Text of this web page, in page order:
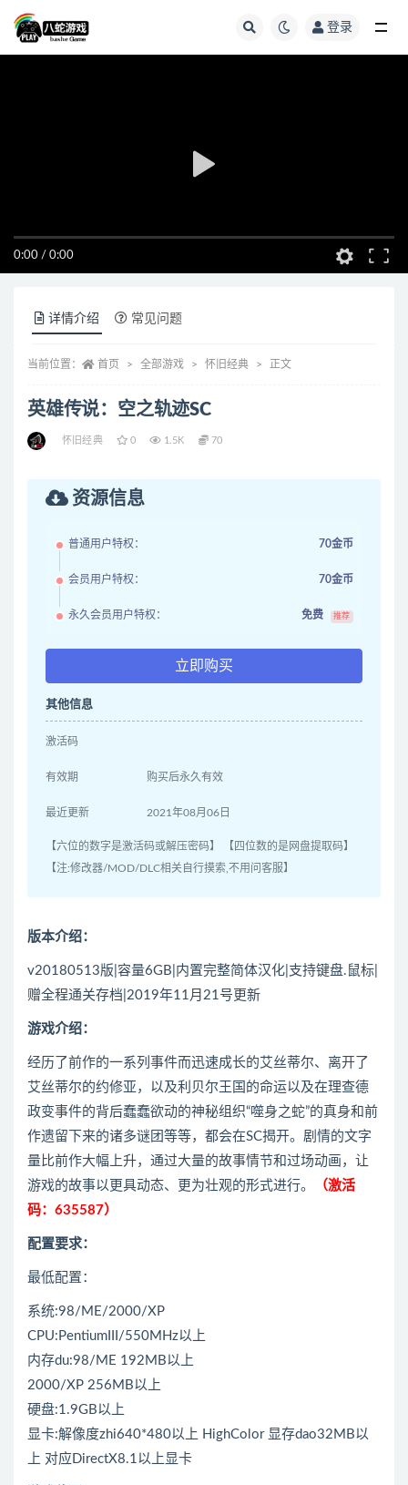
登录
0:00 / 0:00
详情介绍 常见问题
当前位置： 首页 全部游戏 怀旧经典 正文
英雄传说：空之轨迹SC
怀旧经典 0 1.5K 70
资源信息
普通用户特权： 70金币
会员用户特权： 70金币
永久会员用户特权： 免费 推荐
立即购买
其他信息
激活码
有效期 购买后永久有效
最近更新 2021年08月06日
【六位的数字是激活码或解压密码】 【四位数的是网盘提取码】
【注:修改器/MOD/DLC相关自行摸索,不用问客服】
版本介绍：
v20180513版|容量6GB|内置完整简体汉化|支持键盘.鼠标|
赠全程通关存档|2019年11月21号更新
游戏介绍：
经历了前作的一系列事件而迅速成长的艾丝蒂尔、离开了
艾丝蒂尔的约修亚，以及利贝尔王国的命运以及在理查德
政变事件的背后蠢蠢欲动的神秘组织“噬身之蛇”的真身和前
作遗留下来的诸多谜团等等，都会在SC揭开。剧情的文字
量比前作大幅上升，通过大量的故事情节和过场动画，让
游戏的故事以更具动态、更为壮观的形式进行。
（激活
码：635587）
配置要求：
最低配置：
系统:98/ME/2000/XP
CPU:PentiumIII/550MHz以上
内存du:98/ME 192MB以上
2000/XP 256MB以上
硬盘:1.9GB以上
显卡:解像度zhi640*480以上 HighColor 显存dao32MB以
上 对应DirectX8.1以上显卡